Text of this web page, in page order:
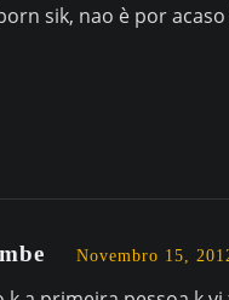
sik, nao è por
Novembro 15,